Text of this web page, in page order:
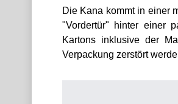
Die Kana kommt in einer
"Vordertür" hinter einer
Kartons inklusive der
Verpackung zerstört